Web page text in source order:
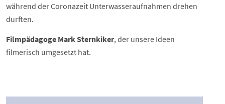
während der Coronazeit Unterwasseraufnahmen drehen
durften.
Filmpädagoge Mark Sternkiker, der unsere Ideen
filmerisch umgesetzt hat.